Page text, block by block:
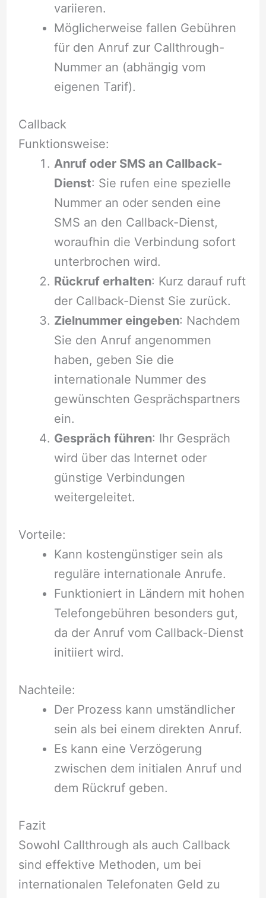
variieren.
Möglicherweise fallen Gebühren
für den Anruf zur Callthrough-
Nummer an (abhängig vom
eigenen Tarif).
Callback
Funktionsweise:
Anruf oder SMS an Callback-
Dienst: Sie rufen eine spezielle
Nummer an oder senden eine
SMS an den Callback-Dienst,
woraufhin die Verbindung sofort
unterbrochen wird.
Rückruf erhalten: Kurz darauf ruft
der Callback-Dienst Sie zurück.
Zielnummer eingeben: Nachdem
Sie den Anruf angenommen
haben, geben Sie die
internationale Nummer des
gewünschten Gesprächspartners
ein.
Gespräch führen: Ihr Gespräch
wird über das Internet oder
günstige Verbindungen
weitergeleitet.
Vorteile:
Kann kostengünstiger sein als
reguläre internationale Anrufe.
Funktioniert in Ländern mit hohen
Telefongebühren besonders gut,
da der Anruf vom Callback-Dienst
initiiert wird.
Nachteile:
Der Prozess kann umständlicher
sein als bei einem direkten Anruf.
Es kann eine Verzögerung
zwischen dem initialen Anruf und
dem Rückruf geben.
Fazit
Sowohl Callthrough als auch Callback
sind effektive Methoden, um bei
internationalen Telefonaten Geld zu